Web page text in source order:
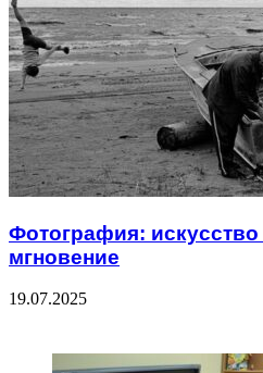
Фотография: искусство
мгновение
19.07.2025